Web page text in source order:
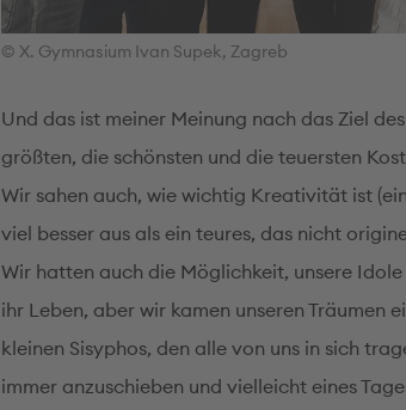
© X. Gymnasium Ivan Supek, Zagreb
Und das ist meiner Meinung nach das Ziel
größten, die schönsten und die teuersten
Wir sahen auch, wie wichtig Kreativität ist
viel besser aus als ein teures, das nicht
Wir hatten auch die Möglichkeit, unsere
ihr Leben, aber wir kamen unseren Träumen
kleinen Sisyphos, den alle von uns in sich
immer anzuschieben und vielleicht eines